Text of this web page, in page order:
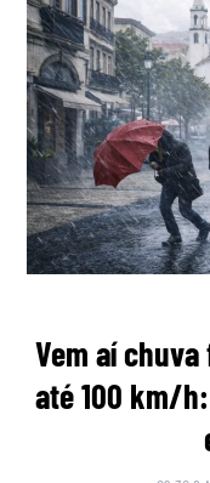
Vem aí
até 100 km/